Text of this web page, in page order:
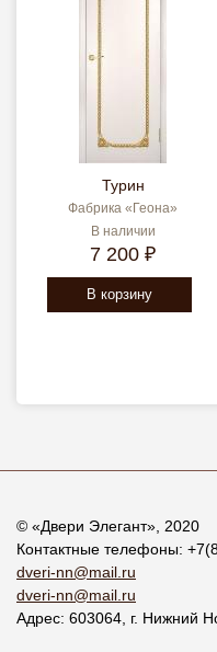
Турин
Фабрика «Геона»
В наличии
7 200 ₽
В корзину
© «Двери Элегант», 2020
Контактные телефоны:
dveri-nn@mail.ru
dveri-nn@mail.ru
Адрес: 603064 , г. Нижний